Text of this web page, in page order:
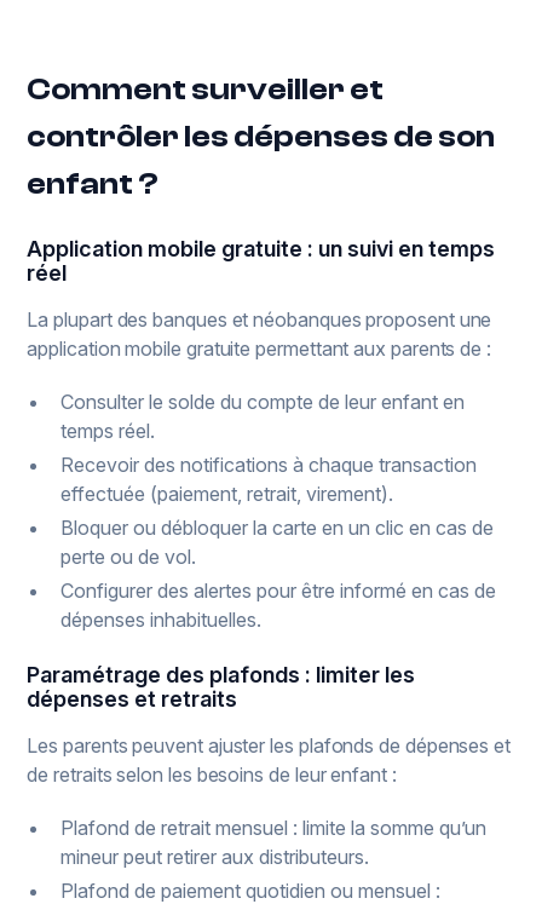
Comment surveiller et
contrôler les dépenses de son
enfant ?
Application mobile gratuite : un suivi en temps
réel
La plupart des banques et néobanques proposent une
application mobile gratuite permettant aux parents de :
Consulter le solde du compte de leur enfant en
temps réel.
Recevoir des notifications à chaque transaction
effectuée (paiement, retrait, virement).
Bloquer ou débloquer la carte en un clic en cas de
perte ou de vol.
Configurer des alertes pour être informé en cas de
dépenses inhabituelles.
Paramétrage des plafonds : limiter les
dépenses et retraits
Les parents peuvent ajuster les plafonds de dépenses et
de retraits selon les besoins de leur enfant :
Plafond de retrait mensuel : limite la somme qu’un
mineur peut retirer aux distributeurs.
Plafond de paiement quotidien ou mensuel :